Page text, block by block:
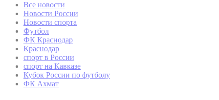
Все новости
Новости России
Новости спорта
Футбол
ФК Краснодар
Краснодар
спорт в России
спорт на Кавказе
Кубок России по футболу
ФК Ахмат